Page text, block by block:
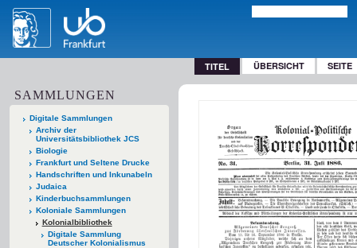
TITEL ÜBERSICHT SEITE
SAMMLUNGEN
Digitale Sammlungen
Archiv der
Universitätsbibliothek JCS
Biologie
Frankfurt und Seltene Drucke
Handschriften und Inkunabeln
Judaica
Kinderbuchsammlungen
Koloniale Sammlungen
Kolonialbibliothek
Digitale Sammlung
Deutscher Kolonialismus